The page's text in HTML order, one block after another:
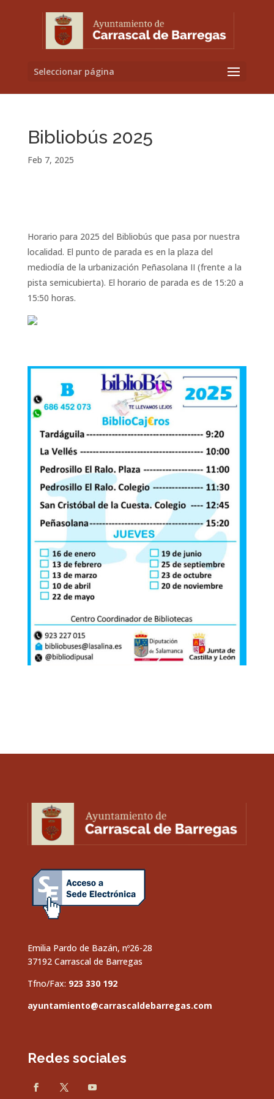
Seleccionar página
Bibliobús 2025
Feb 7, 2025
Horario para 2025 del Bibliobús que pasa por nuestra
localidad. El punto de parada es en la plaza del
mediodía de la urbanización Peñasolana II (frente a la
pista semicubierta). El horario de parada es de 15:20 a
15:50 horas.
Emilia Pardo de Bazán, nº26-28
37192 Carrascal de Barregas
Tfno/Fax: 923 330 192
ayuntamiento@carrascaldebarregas.com
Redes sociales